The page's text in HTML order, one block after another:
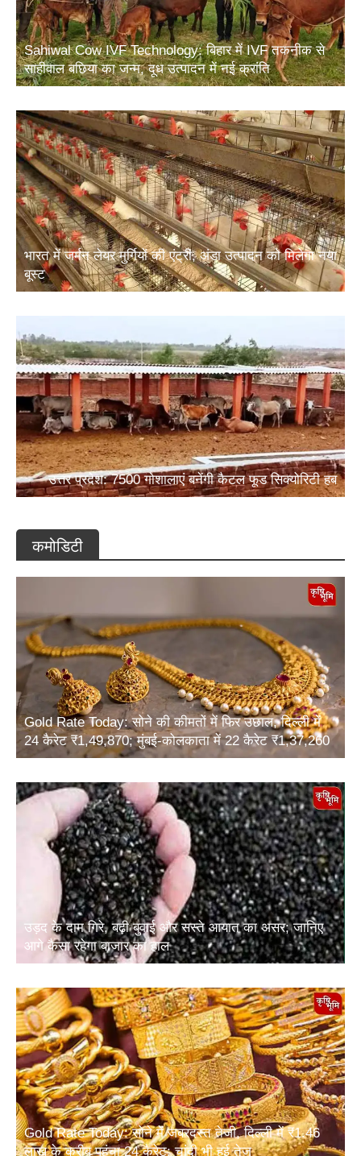
Sahiwal Cow IVF Technology: बिहार में IVF तकनीक से
साहीवाल बछिया का जन्म, दूध उत्पादन में नई क्रांति
भारत में जर्मन लेयर मुर्गियों की एंट्री, अंडा उत्पादन को मिलेगा नया
बूस्ट
उत्तर प्रदेश: 7500 गोशालाएं बनेंगी कैटल फूड सिक्योरिटी हब
कमोडिटी
Gold Rate Today: सोने की कीमतों में फिर उछाल, दिल्ली में
24 कैरेट ₹1,49,870; मुंबई-कोलकाता में 22 कैरेट ₹1,37,260
उड़द के दाम गिरे, बढ़ी बुवाई और सस्ते आयात का असर; जानिए
आगे कैसा रहेगा बाजार का हाल
Gold Rate Today: सोने में जबरदस्त तेजी, दिल्ली में ₹1.46
लाख के करीब पहुंचा 24 कैरेट; चांदी भी हुई तेज